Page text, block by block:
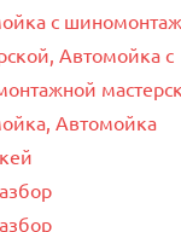
с
Автомойка с
Автомойка